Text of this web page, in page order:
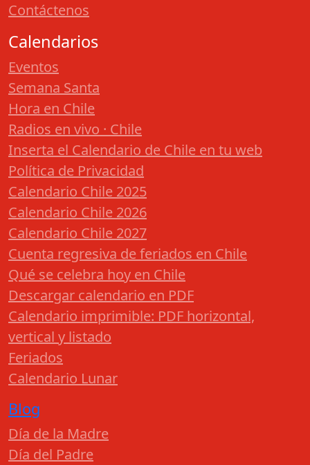
Contáctenos
Calendarios
Eventos
Semana Santa
Hora en Chile
Radios en vivo · Chile
Inserta el Calendario de Chile en tu web
Política de Privacidad
Calendario Chile 2025
Calendario Chile 2026
Calendario Chile 2027
Cuenta regresiva de feriados en Chile
Qué se celebra hoy en Chile
Descargar calendario en PDF
Calendario imprimible: PDF horizontal,
vertical y listado
Feriados
Calendario Lunar
Blog
Día de la Madre
Día del Padre